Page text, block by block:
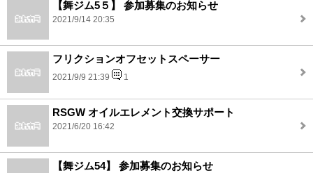
【舞ジム5５】 参加募集のお知らせ
2021/9/14 20:35
フリクションオフセットスペーサー
2021/9/9 21:39 1
RSGW オイルエレメント交換サポート
2021/6/20 16:42
【舞ジム54】 参加募集のお知らせ